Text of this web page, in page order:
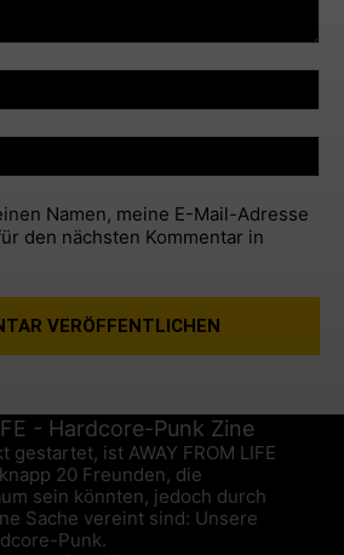
Namen, meine E-Mail-Adresse
den nächsten Kommentar in
gestartet, ist AWAY FROM LIFE
20 Freunden, die
sein könnten, jedoch durch
Sache vereint sind: Unsere
Punk.